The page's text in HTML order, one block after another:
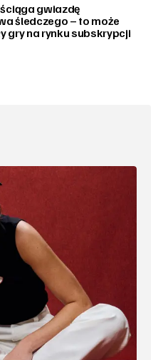
gwiazdę
śledczego – to może
gry na rynku subskrypcji